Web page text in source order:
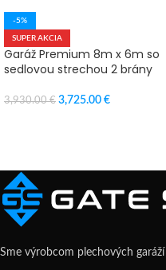
-5%
SUPER AKCIA
Garáž Premium 8m x 6m so
sedlovou strechou 2 brány
3,930.00€ 3,725.00 €
Sme výrobcom plechových